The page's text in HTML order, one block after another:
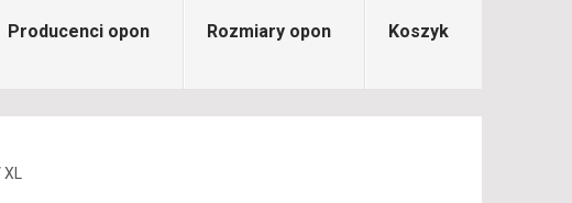
Producenci opon Rozmiary opon Koszyk